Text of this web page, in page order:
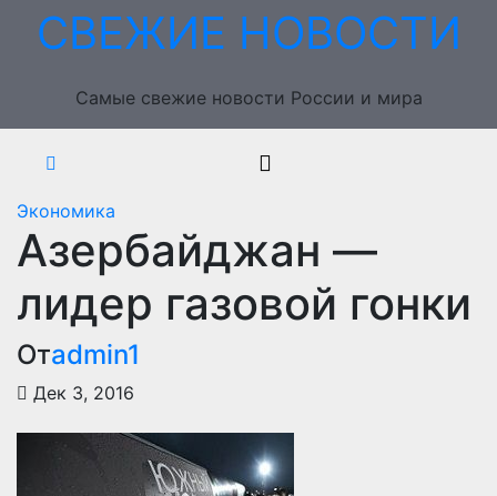
ПерейтиСВЕЖИЕ НОВОСТИ
Самые свежие новости России и мира
Экономика
Азербайджан —
лидер газовой гонки
Отadmin1
Дек 3, 2016